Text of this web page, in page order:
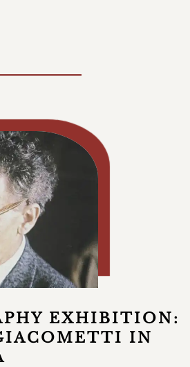
EXHIBITION:
IN